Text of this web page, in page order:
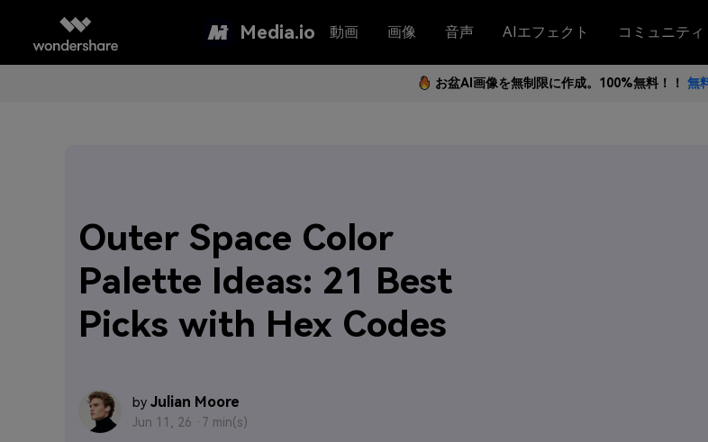
Media.io 動画 画像 音声 AIエフェクト コミュニティ
お盆AI画像を無制限に作成。100%無料！！ 無
Outer Space Color
Palette Ideas: 21 Best
Picks with Hex Codes
by Julian Moore
Jun 11, 26 · 7 min(s)